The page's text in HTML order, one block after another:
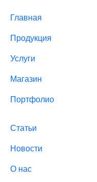
Главная
Продукция
Услуги
Магазин
Портфолио
Статьи
Новости
О нас